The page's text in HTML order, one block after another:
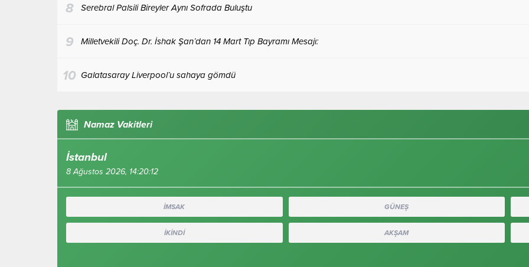
8 Serebral Palsili Bireyler Aynı Sofrada Buluştu
9 Milletvekili Doç. Dr. İshak Şan’dan 14 Mart Tıp Bayramı Mesajı:
10 Galatasaray Liverpool’u sahaya gömdü
Namaz Vakitleri
İstanbul
8 Ağustos 2026, 14:20:13
İMSAK GÜNEŞ
İKİNDİ AKŞAM